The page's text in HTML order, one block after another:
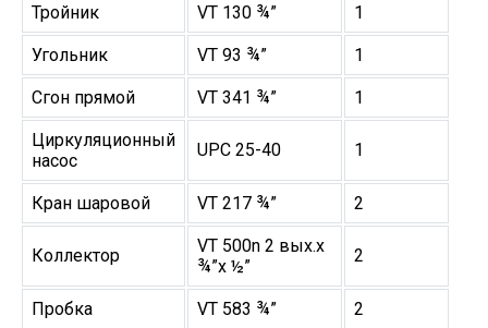
Тройник VT 130 ¾” 1
Угольник VT 93 ¾” 1
Сгон прямой VT 341 ¾” 1
Циркуляционный
насос
UPC 25-40 1
Кран шаровой VT 217 ¾” 2
Коллектор
VT 500n 2 вых.х
¾”х ½”
2
Пробка VT 583 ¾” 2